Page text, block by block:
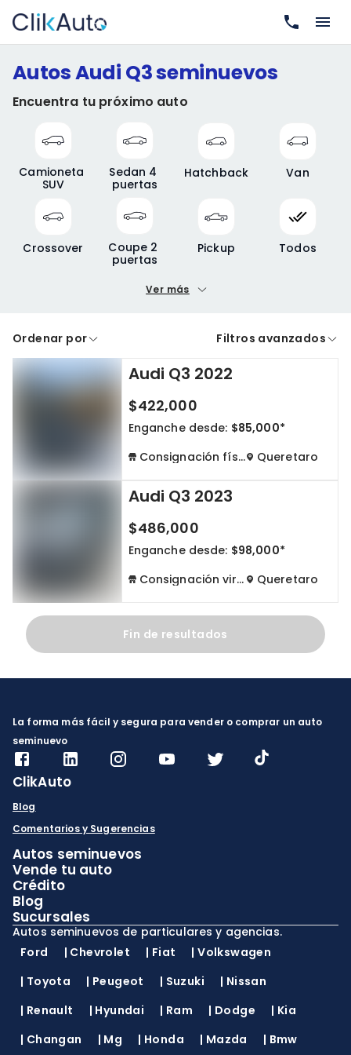
Autos Audi Q3 seminuevos
Encuentra tu próximo auto
Camioneta
SUV
Sedan 4
puertas
Hatchback Van
Crossover
Coupe 2
puertas
Pickup Todos
Precio máximo
A crédito De contado
Cdmx y Edo Mex Querétaro
Negociar precio
Borrar todo
Ver más
Ordenar por Filtros avanzados
Audi Q3 2022
$422,000
Enganche desde: $85,000*
Consignación física
Queretaro
Audi Q3 2023
$486,000
Enganche desde: $98,000*
Consignación virtual
Queretaro
Fin de resultados
La forma más fácil y segura para vender o comprar un auto
seminuevo
ClikAuto
Blog
Comentarios y Sugerencias
Autos seminuevos
Vende tu auto
Crédito
Blog
Sucursales
Autos seminuevos de particulares y agencias.
Ford
| Chevrolet | Fiat |Volkswagen
| Toyota | Peugeot | Suzuki | Nissan
| Renault | Hyundai | Ram | Dodge | Kia
| Changan | Mg | Honda | Mazda | Bmw